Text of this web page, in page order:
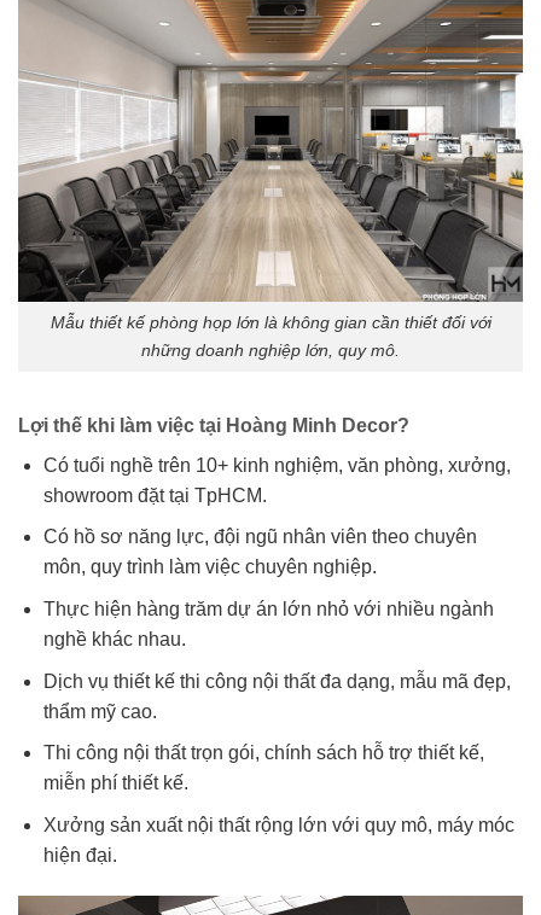
Mẫu thiết kế phòng họp lớn là không gian cần thiết đối với
những doanh nghiệp lớn, quy mô.
Lợi thế khi làm việc tại Hoàng Minh Decor?
Có tuổi nghề trên 10+ kinh nghiệm, văn phòng, xưởng,
showroom đặt tại TpHCM.
Có hồ sơ năng lực, đội ngũ nhân viên theo chuyên
môn, quy trình làm việc chuyên nghiệp.
Thực hiện hàng trăm dự án lớn nhỏ với nhiều ngành
nghề khác nhau.
Dịch vụ thiết kế thi công nội thất đa dạng, mẫu mã đẹp,
thẩm mỹ cao.
Thi công nội thất trọn gói, chính sách hỗ trợ thiết kế,
miễn phí thiết kế.
Xưởng sản xuất nội thất rộng lớn với quy mô, máy móc
hiện đại.